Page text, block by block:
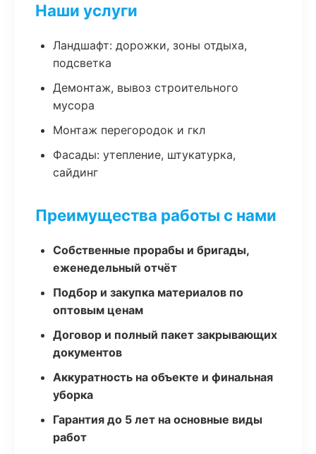
Наши услуги
Ландшафт: дорожки, зоны отдыха,
подсветка
Демонтаж, вывоз строительного
мусора
Монтаж перегородок и гкл
Фасады: утепление, штукатурка,
сайдинг
Преимущества работы с нами
Собственные прорабы и бригады,
еженедельный отчёт
Подбор и закупка материалов по
оптовым ценам
Договор и полный пакет закрывающих
документов
Аккуратность на объекте и финальная
уборка
Гарантия до 5 лет на основные виды
работ